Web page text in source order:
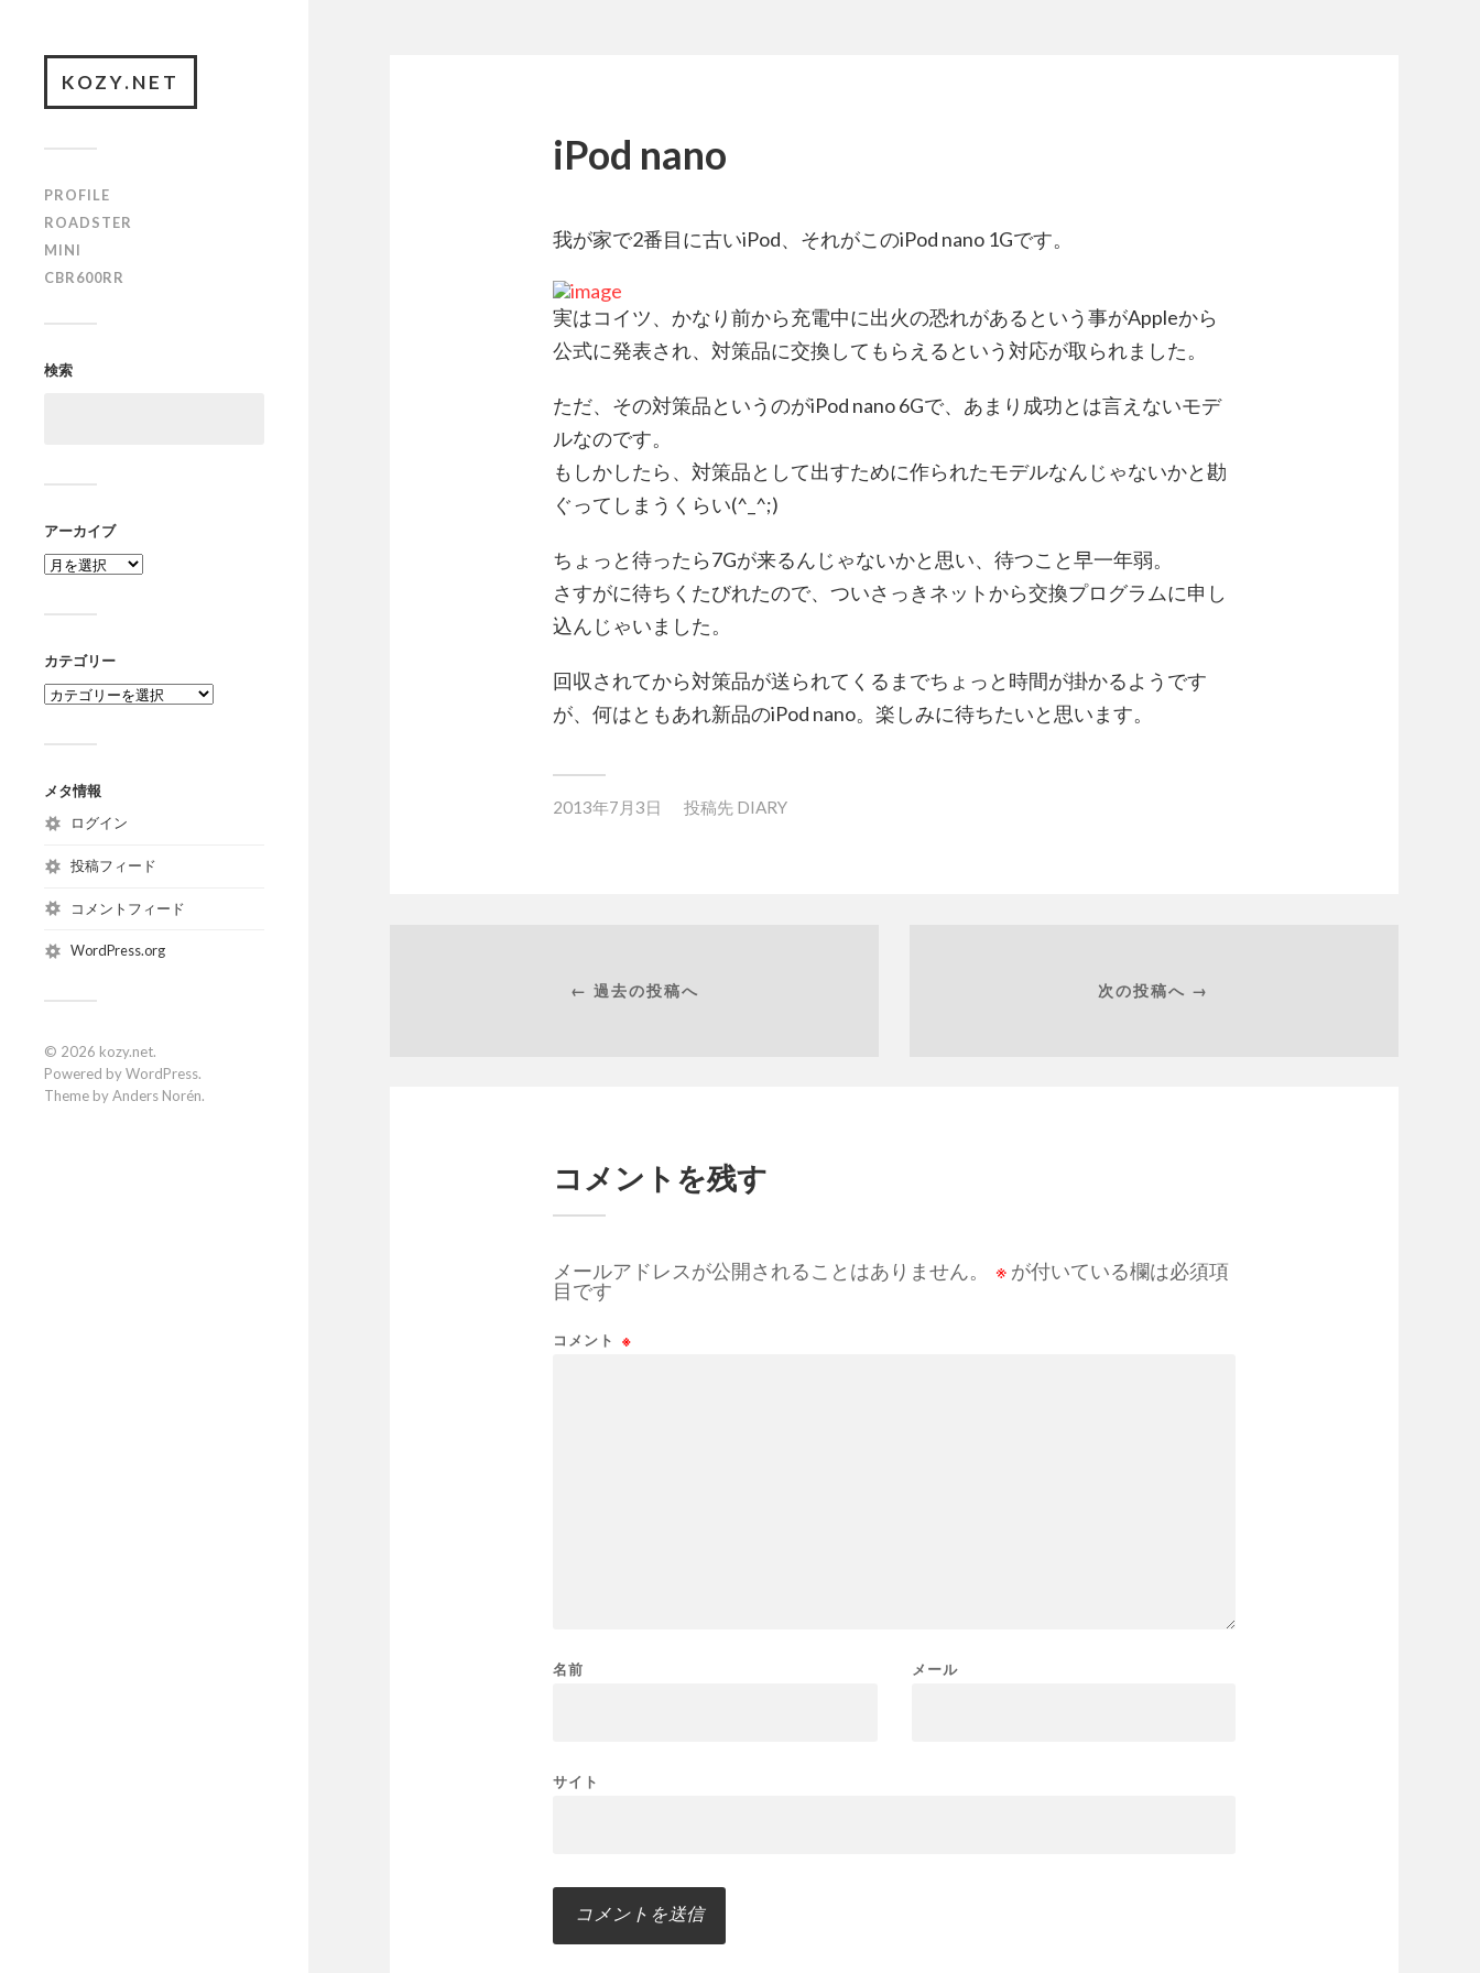
KOZY.NET
PROFILE
ROADSTER
MINI
CBR600RR
検索
アーカイブ
カテゴリー
メタ情報
ログイン
投稿フィード
コメントフィード
WordPress.org
© 2026 kozy.net.
Powered byWordPress.
Theme byAnders Norén.
iPod nano
我が家で2番目に古いiPod、それがこのiPod nano 1Gです。
実はコイツ、かなり前から充電中に出火の恐れがあるという事がAppleから
公式に発表され、対策品に交換してもらえるという対応が取られました。
ただ、その対策品というのがiPod nano 6Gで、あまり成功とは言えないモデ
ルなのです。
もしかしたら、対策品として出すために作られたモデルなんじゃないかと勘
ぐってしまうくらい(^_^;)
ちょっと待ったら7Gが来るんじゃないかと思い、待つこと早一年弱。
さすがに待ちくたびれたので、ついさっきネットから交換プログラムに申し
込んじゃいました。
回収されてから対策品が送られてくるまでちょっと時間が掛かるようです
が、何はともあれ新品のiPod nano。楽しみに待ちたいと思います。
2013年7月3日 投稿先 DIARY
← 過去の投稿へ 次の投稿へ →
コメントを残す
メールアドレスが公開されることはありません。 ※ が付いている欄は必須項
目です
コメント ※
名前 メール
サイト